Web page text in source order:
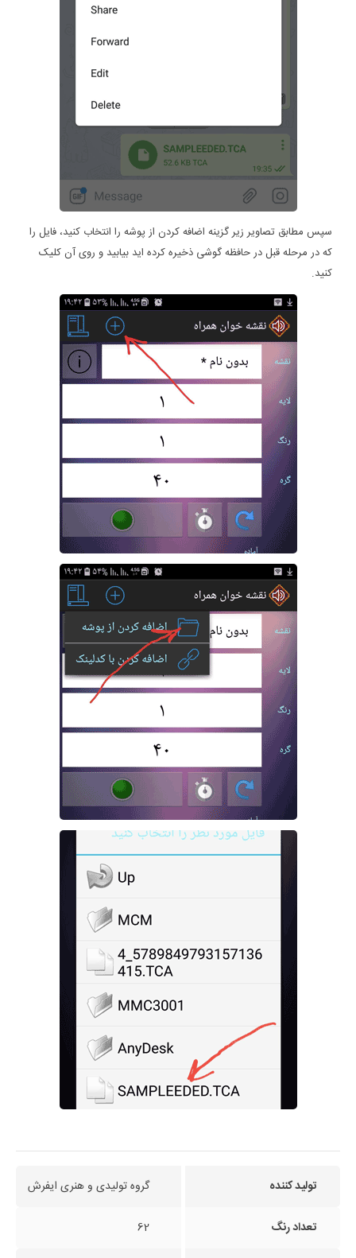
سپس مطابق تصاویر زیر گزینه اضافه کردن از پوشه را انتخاب کنید، فایل را
که در مرحله قبل در حافظه گوشی ذخیره کرده اید بیابید و روی آن کلیک
کنید.
تولید کننده گروه تولیدی و هنری ایفرش
تعداد رنگ 62